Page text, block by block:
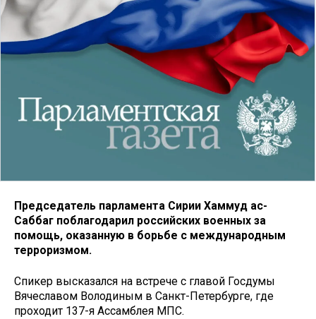
Председатель парламента Сирии Хаммуд ас-
Саббаг поблагодарил российских военных за
помощь, оказанную в борьбе с международным
терроризмом.
Спикер высказался на встрече с главой Госдумы
Вячеславом Володиным в Санкт-Петербурге, где
проходит 137-я Ассамблея МПС.